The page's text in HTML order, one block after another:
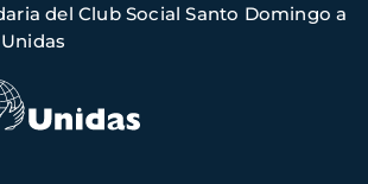
del Club Social Santo Domingo a